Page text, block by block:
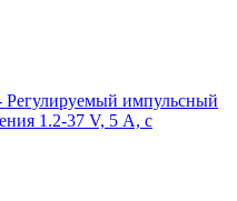
импульсный
1.2-37 V, 5 А, с